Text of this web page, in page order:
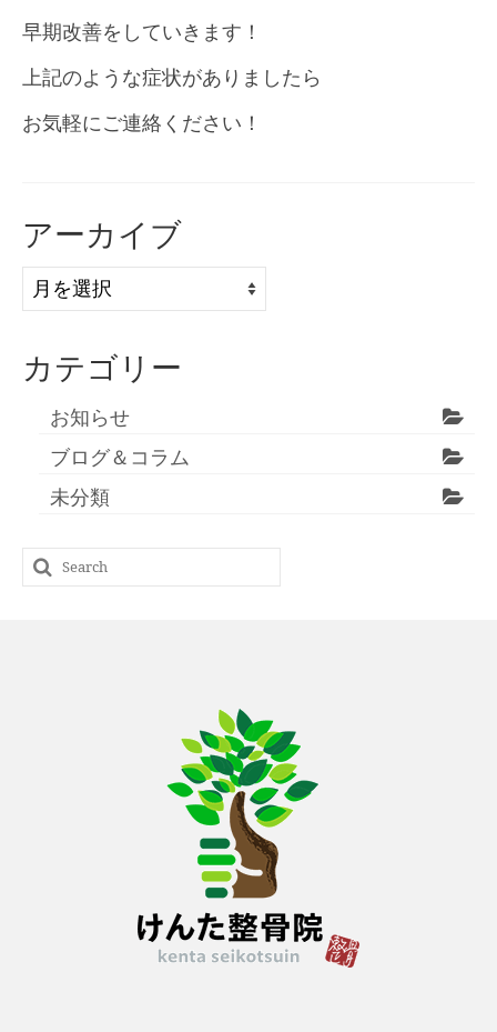
早期改善をしていきます！
上記のような症状がありましたら
お気軽にご連絡ください！
アーカイブ
ア
ー
イ
ブ
カテゴリー
お知らせ
ブログ＆コラム
未分類
Search
for: